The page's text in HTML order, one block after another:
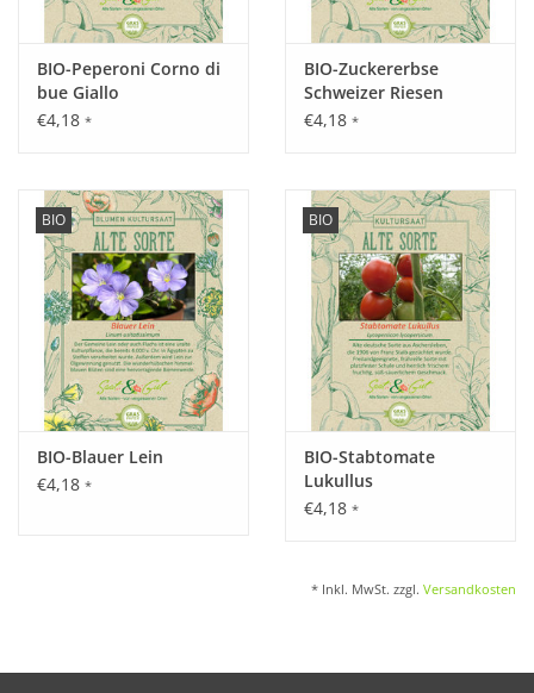
Tipp:
Auf salzigen Böden angebaut, erhalten die Blätter auch einen
leicht salzigen Geschmack.
Inhalt:
1,25 g
BIO-Peperoni Corno di
bue Giallo
€4,18 *
BIO-Zuckererbse
Schweizer Riesen
€4,18 *
BIO
BIO-Blauer Lein
€4,18 *
BIO
BIO-Stabtomate
Lukullus
€4,18 *
* Inkl. MwSt. zzgl. Versandkosten